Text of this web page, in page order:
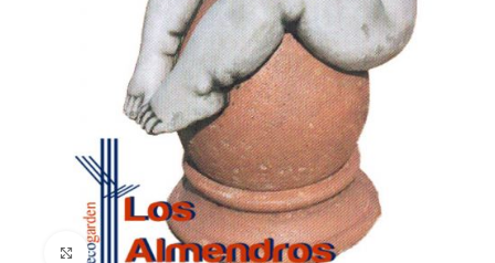
Clic para ampliar